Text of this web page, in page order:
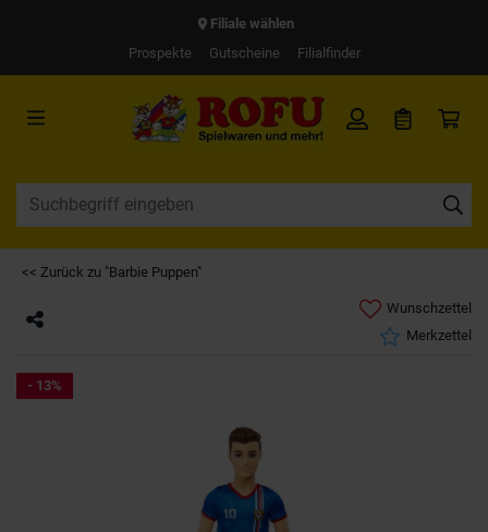
Filiale wählen
Prospekte
Gutscheine Filialfinder
<< Zurück zu "Barbie Puppen"
Wunschzettel
Merkzettel
- 13%